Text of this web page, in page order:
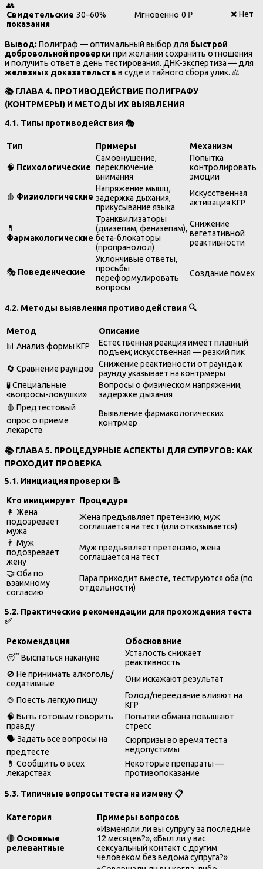
👥
Свидетельские
показания
30–60% Мгновенно 0 ₽ ❌ Нет
Вывод:Полиграф — оптимальный выбор для быстрой
добровольной проверки при желании сохранить отношения
и получить ответ в день тестирования. ДНК-экспертиза — для
железных доказательств в суде и тайного сбора улик. ⚖️
📚 ГЛАВА 4. ПРОТИВОДЕЙСТВИЕ ПОЛИГРАФУ
(КОНТРМЕРЫ) И МЕТОДЫ ИХ ВЫЯВЛЕНИЯ
4.1. Типы противодействия 🎭
Тип Примеры Механизм
🧠 Психологические
Самовнушение,
переключение
внимания
Попытка
контролировать
эмоции
🩸 Физиологические
Напряжение мышц,
задержка дыхания,
прикусывание языка
Искусственная
активация КГР
💊
Фармакологические
Транквилизаторы
(диазепам, феназепам),
бета-блокаторы
(пропранолол)
Снижение
вегетативной
реактивности
🎭 Поведенческие
Уклончивые ответы,
просьбы
переформулировать
вопросы
Создание помех
4.2. Методы выявления противодействия 🔍
Метод
Описание
📊 Анализ формы КГР
Естественная реакция имеет плавный
подъем; искусственная — резкий пик
🔄 Сравнение раундов Снижение реактивности от раунда к
раунду указывает на контрмеры
🧪 Специальные
«вопросы-ловушки»
Вопросы о физическом напряжении,
задержке дыхания
🩸 Предтестовый
опрос о приеме
лекарств
Выявление фармакологических
контрмер
📚 ГЛАВА 5. ПРОЦЕДУРНЫЕ АСПЕКТЫ ДЛЯ СУПРУГОВ: КАК
ПРОХОДИТ ПРОВЕРКА
5.1. Инициация проверки 📝
Кто инициирует Процедура
👩 Жена
подозревает
мужа
Жена предъявляет претензию, муж
соглашается на тест (или отказывается)
👨 Муж
подозревает
жену
Муж предъявляет претензию, жена
соглашается на тест
🤝 Оба по
взаимному
согласию
Пара приходит вместе, тестируются оба (по
отдельности)
5.2. Практические рекомендации для прохождения теста
✅
Рекомендация
Обоснование
😴 Выспаться накануне
Усталость снижает
реактивность
🚫 Не принимать алкоголь/
седативные
Они искажают результат
🍲 Поесть легкую пищу
Голод/переедание влияют на
КГР
🧠 Быть готовым говорить
правду
Попытки обмана повышают
стресс
🗣️ Задать все вопросы на
предтесте
Сюрпризы во время теста
недопустимы
💊 Сообщить о всех
лекарствах
Некоторые препараты —
противопоказание
5.3. Типичные вопросы теста на измену📋
Категория Примеры вопросов
🔴 Основные
релевантные
«Изменяли ли вы супругу за последние
12 месяцев?», «Был ли у вас
сексуальный контакт с другим
человеком без ведома супруга?»